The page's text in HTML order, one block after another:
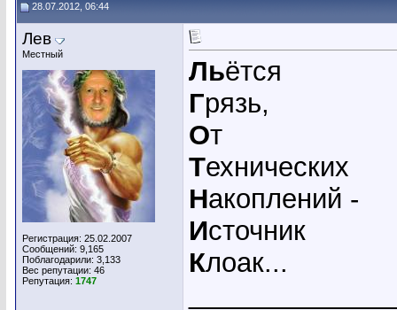
28.07.2012, 06:44
Лев
Местный
Регистрация: 25.02.2007
Сообщений: 9,165
Поблагодарили: 3,133
Вес репутации: 46
Репутация: 1747
Льётся
Грязь,
От
Технических
Накоплений -
Источник
Клоак...